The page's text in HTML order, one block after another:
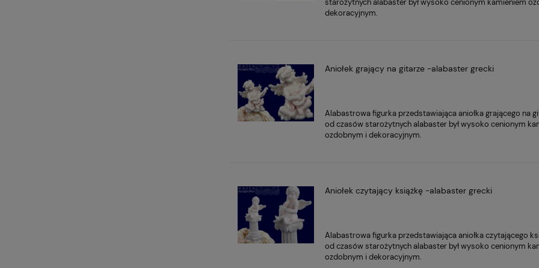
dekoracyjnym.
Aniołek grający na gitarze -alabaster grecki
Alabastrowa figurka przedstawiająca aniołka grającego na
od czasów starożytnych alabaster był wysoko cenionym
ozdobnym i dekoracyjnym.
Aniołek czytający książkę -alabaster grecki
Alabastrowa figurka przedstawiająca aniołka czytającego
od czasów starożytnych alabaster był wysoko cenionym
ozdobnym i dekoracyjnym.